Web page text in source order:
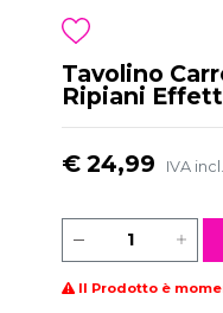
Tavolino
Ripiani
€ 24,99 IVA incl.
Il Prodotto è